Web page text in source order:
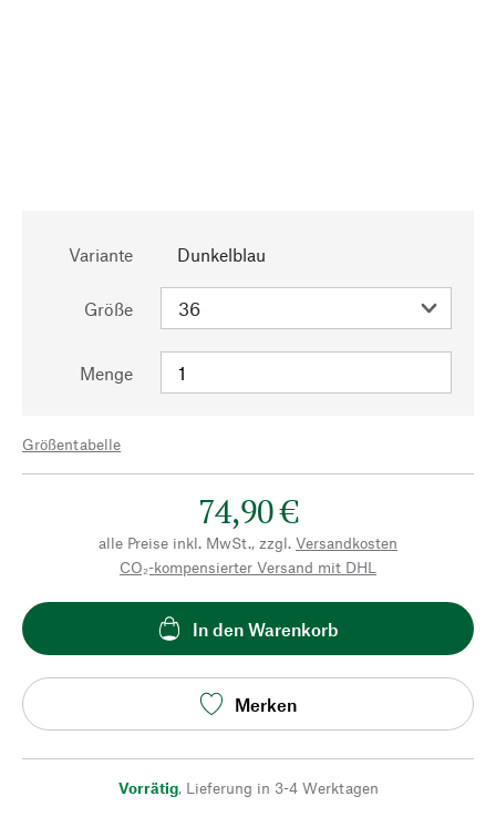
Variante Dunkelblau
Größe
Menge
Größentabelle
74,90 €
alle Preise inkl. MwSt., zzgl. Versandkosten
CO₂-kompensierter Versand mit DHL
In den Warenkorb
Merken
Vorrätig, Lieferung in 3-4 Werktagen